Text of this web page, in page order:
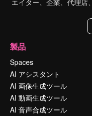
エイター、企業、代理店
製品
Spaces
AI アシスタント
AI 画像生成ツール
AI 動画生成ツール
AI 音声合成ツール